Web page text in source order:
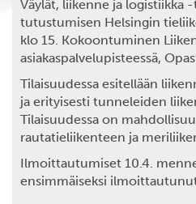
Väylät, liikenne ja logistiikka
tutustumisen Helsingin
klo 15. Kokoontuminen
asiakaspalvelupisteessä,
Tilaisuudessa esitellään
ja erityisesti tunneleiden
Tilaisuudessa on
rautatieliikenteen ja
Ilmoittautumiset 10.4.
ensimmäiseksi